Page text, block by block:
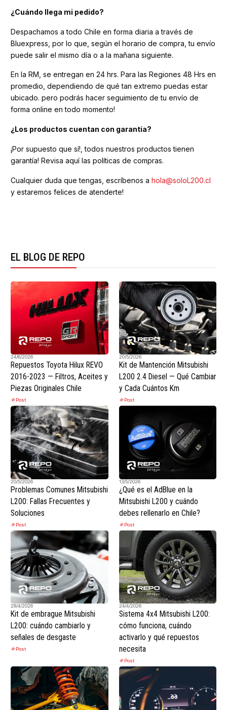
¿Cuándo llega mi pedido?
Despachamos a todo Chile en forma diaria a través de
Bluexpress, por lo que, según el horario de compra, tu envío
puede salir el mismo día o a la mañana siguiente.
En la RM, se entregan en 24 hrs. Para las Regiones 48 Hrs en
promedio, dependiendo de qué tan extremo puedas estar
ubicado. pero podrás hacer seguimiento de tu envío de
forma online en todo momento!
¿Los productos cuentan con garantía?
¡Por supuesto que sí!, todos nuestros productos tienen
garantía! Revisa aquí las políticas de compras.
Cualquier duda que tengas, escríbenos a hola@soloL200.cl
y estaremos felices de atenderte!
EL BLOG DE REPO
24/6/2026
Repuestos Toyota Hilux REVO
2016-2023 — Filtros, Aceites y
Piezas Originales Chile
Post
20/5/2026
Kit de Mantención Mitsubishi
L200 2.4 Diesel — Qué Cambiar
y Cada Cuántos Km
Post
20/5/2026
Problemas Comunes Mitsubishi
L200: Fallas Frecuentes y
Soluciones
Post
13/5/2026
¿Qué es el AdBlue en la
Mitsubishi L200 y cuándo
debes rellenarlo en Chile?
Post
28/4/2026
Kit de embrague Mitsubishi
L200: cuándo cambiarlo y
señales de desgaste
Post
24/4/2026
Sistema 4x4 Mitsubishi L200:
cómo funciona, cuándo
activarlo y qué repuestos
necesita
Post